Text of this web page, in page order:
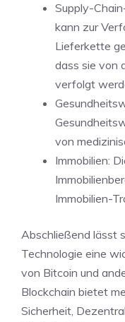
Supply-
kann zur
Lieferkette
dass sie von
verfolgt
von
Immobilien:
Immobilien-
Abschließend lässt
Technologie eine
von Bitcoin und
Blockchain bietet
Sicherheit,